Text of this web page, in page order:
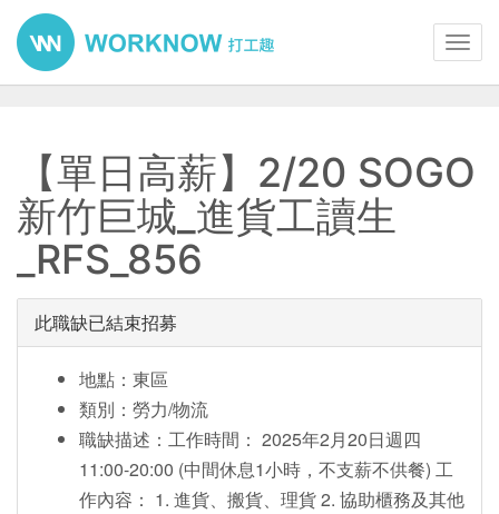
【單日高薪】2/20 SOGO
新竹巨城_進貨工讀生
_RFS_856
此職缺已結束招募
地點：東區
類別：勞力/物流
職缺描述：工作時間： 2025年2月20日週四
11:00-20:00 (中間休息1小時，不支薪不供餐) 工
作內容： 1. 進貨、搬貨、理貨 2. 協助櫃務及其他